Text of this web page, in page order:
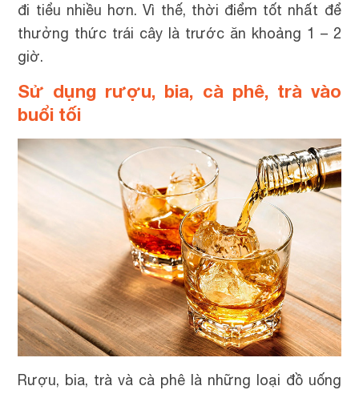
đi tiểu nhiều hơn. Vì thế, thời điểm tốt nhất để
thưởng thức trái cây là trước ăn khoảng 1 – 2
giờ.
Sử dụng rượu, bia, cà phê, trà vào
buổi tối
Rượu, bia, trà và cà phê là những loại đồ uống